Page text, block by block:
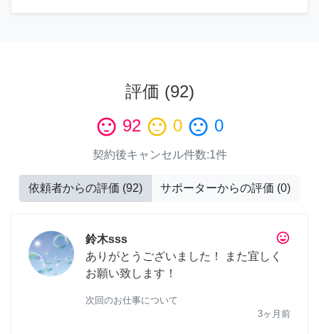
評価 (92)
sentiment_satisfied 92 sentiment_neutral 0 sentiment_dissatisfied 0
契約後キャンセル件数:1件
依頼者からの評価 (92) サポーターからの評価 (0)
tag_faces
鈴木sss
ありがとうございました！ また宜しく
お願い致します！
次回のお仕事について
3ヶ月前